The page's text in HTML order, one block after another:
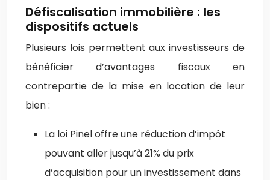
Défiscalisation immobilière : les
dispositifs actuels
Plusieurs lois permettent aux investisseurs de
bénéficier d’avantages fiscaux en
contrepartie de la mise en location de leur
bien :
La loi Pinel offre une réduction d’impôt
pouvant aller jusqu’à 21% du prix
d’acquisition pour un investissement dans